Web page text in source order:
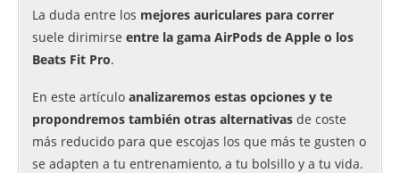
La duda entre los mejores auriculares para correr
suele dirimirse entre la gama AirPods de Apple o los
Beats Fit Pro.
En este artículo analizaremos estas opciones y te
propondremos también otras alternativas de coste
más reducido para que escojas los que más te gusten o
se adapten a tu entrenamiento, a tu bolsillo y a tu vida.